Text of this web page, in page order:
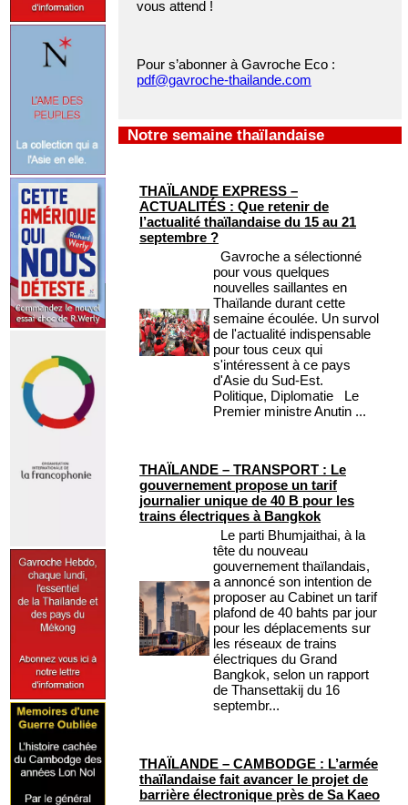
vous attend !
Pour s’abonner à Gavroche Eco :
pdf@gavroche-thailande.com
Notre semaine thaïlandaise
THAÏLANDE EXPRESS –
ACTUALITÉS : Que retenir de
l’actualité thaïlandaise du 15 au 21
septembre ?
Gavroche a sélectionné
pour vous quelques
nouvelles saillantes en
Thaïlande durant cette
semaine écoulée. Un survol
de l'actualité indispensable
pour tous ceux qui
s'intéressent à ce pays
d'Asie du Sud-Est.
Politique, Diplomatie Le
Premier ministre Anutin ...
THAÏLANDE – TRANSPORT : Le
gouvernement propose un tarif
journalier unique de 40 B pour les
trains électriques à Bangkok
Le parti Bhumjaithai, à la
tête du nouveau
gouvernement thaïlandais,
a annoncé son intention de
proposer au Cabinet un tarif
plafond de 40 bahts par jour
pour les déplacements sur
les réseaux de trains
électriques du Grand
Bangkok, selon un rapport
de Thansettakij du 16
septembr...
THAÏLANDE – CAMBODGE : L’armée
thaïlandaise fait avancer le projet de
barrière électronique près de Sa Kaeo